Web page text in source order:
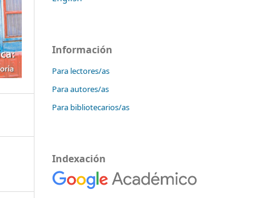
Información
Para lectores/as
Para autores/as
Para bibliotecarios/as
Indexación